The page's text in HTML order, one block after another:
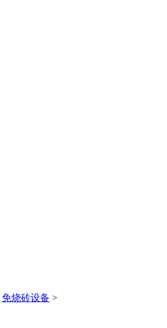
免烧砖设备 >